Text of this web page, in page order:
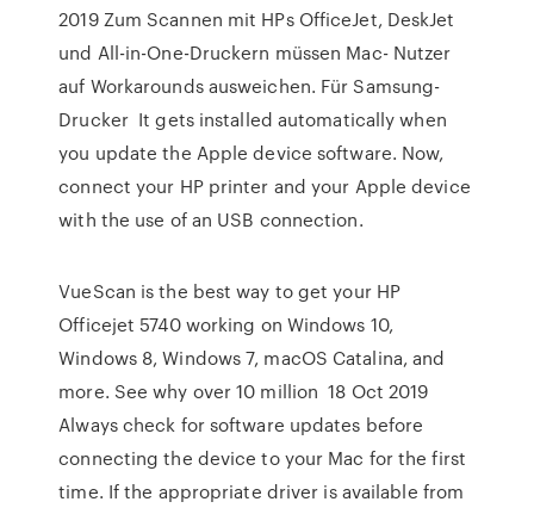
2019 Zum Scannen mit HPs OfficeJet, DeskJet
und All-in-One-Druckern müssen Mac- Nutzer
auf Workarounds ausweichen. Für Samsung-
Drucker It gets installed automatically when
you update the Apple device software. Now,
connect your HP printer and your Apple device
with the use of an USB connection.
VueScan is the best way to get your HP
Officejet 5740 working on Windows 10,
Windows 8, Windows 7, macOS Catalina, and
more. See why over 10 million 18 Oct 2019
Always check for software updates before
connecting the device to your Mac for the first
time. If the appropriate driver is available from